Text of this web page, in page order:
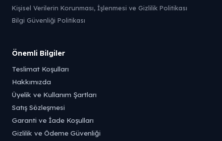
Kişisel Verilerin Korunması, İşlenmesi ve Gizlilik Politikası
Bilgi Güvenliği Politikası
Önemli Bilgiler
Teslimat Koşulları
Hakkımızda
Üyelik ve Kullanım Şartları
Satış Sözleşmesi
Garanti ve İade Koşulları
Gizlilik ve Ödeme Güvenliği